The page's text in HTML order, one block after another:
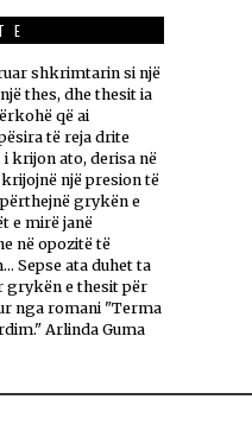
shkrimtarin si një
thes, dhe thesit ia
që ai
të reja drite
krijon ato, derisa në
një presion të
grykën e
e mirë janë
në opozitë të
Sepse ata duhet ta
grykën e thesit për
nga romani "Terma
Arlinda Guma